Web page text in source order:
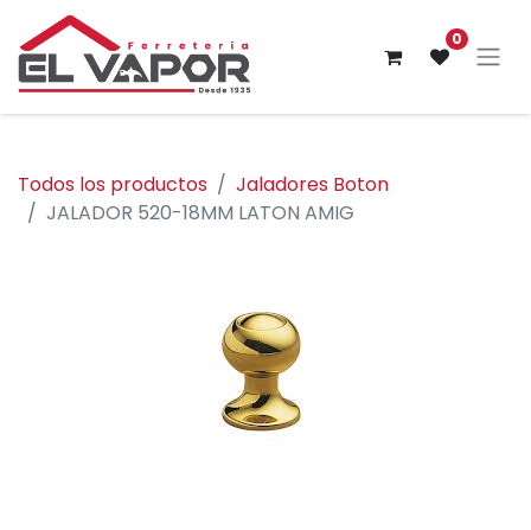
0
Todos los productos
Jaladores Boton
JALADOR 520-18MM LATON AMIG